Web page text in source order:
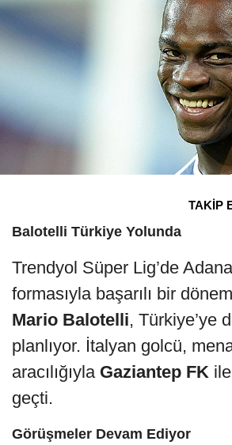
TAKİP
Balotelli Türkiye Yolunda
Trendyol Süper Lig’de
formasıyla başarılı bir
Mario Balotelli, Türkiye’ye
planlıyor. İtalyan golcü,
aracılığıyla Gaziantep FK
geçti.
Görüşmeler Devam Ediyor